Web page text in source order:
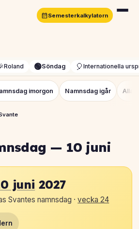
Semesterkalkylatorn
Roland 🟢Söndag 🎈Internationella
imorgon Namnsdag igår Alla
— 10 juni
juni 2027
Svantes namnsdag ·vecka 24